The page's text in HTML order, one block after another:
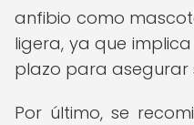
anfibio como
ligera, ya que
plazo para asegurar
Por último, se